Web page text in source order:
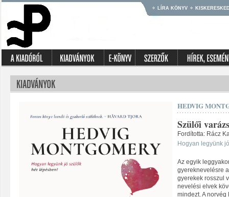
LÍRA KÖNYV
HEDVIG
Szülői
Fordította: Rácz
Hogyan legyünk
Az egyik
gyereknevelésre
gyerekek rosszul
nevelési elvek
mindezt. A